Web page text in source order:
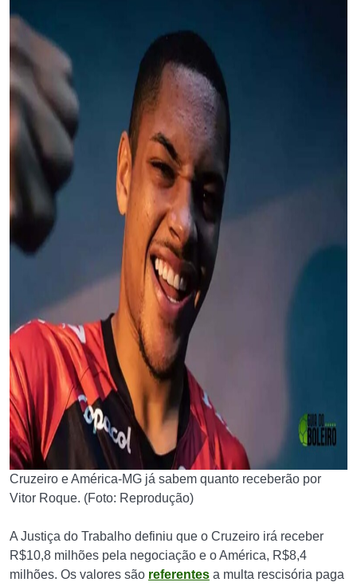
Cruzeiro e América-MG já sabem quanto receberão por
Vitor Roque. (Foto: Reprodução)
A Justiça do Trabalho definiu que o Cruzeiro irá receber
R$10,8 milhões pela negociação e o América, R$8,4
milhões. Os valores são referentes a multa rescisória paga